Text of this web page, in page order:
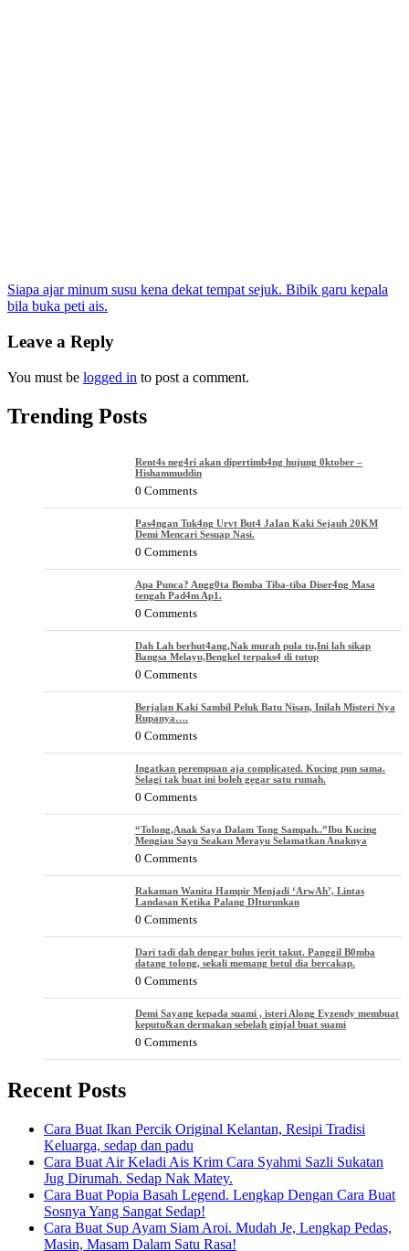
Post
navigation
Siapa ajar minum susu kena dekat tempat sejuk. Bibik garu kepala
bila buka peti ais.
Leave a Reply
You must be logged in to post a comment.
Trending Posts
Rent4s neg4ri akan dipertimb4ng hujung 0ktober –
Hishammuddin
0 Comments
Pas4ngan Tuk4ng Urvt But4 JaIan Kaki Sejauh 20KM
Demi Mencari Sesuap Nasi.
0 Comments
Apa Punca? Angg0ta Bomba Tiba-tiba Diser4ng Masa
tengah Pad4m Ap1.
0 Comments
Dah Lah berhut4ang,Nak murah pula tu,Ini lah sikap
Bangsa Melayu,Bengkel terpaks4 di tutup
0 Comments
Berjalan Kaki Sambil Peluk Batu Nisan, Inilah Misteri Nya
Rupanya….
0 Comments
Ingatkan perempuan aja complicated. Kucing pun sama.
Selagi tak buat ini boleh gegar satu rumah.
0 Comments
“Tolong,Anak Saya Dalam Tong Sampah..”Ibu Kucing
Mengiau Sayu Seakan Merayu Selamatkan Anaknya
0 Comments
Rakaman Wanita Hampir Menjadi ‘ArwAh’, Lintas
Landasan Ketika Palang DIturunkan
0 Comments
Dari tadi dah dengar bulus jerit takut. Panggil B0mba
datang tolong, sekali memang betul dia bercakap.
0 Comments
Demi Sayang kepada suami , isteri Along Eyzendy membuat
keputu&an dermakan sebelah ginjal buat suami
0 Comments
Recent Posts
Cara Buat Ikan Percik Original Kelantan, Resipi Tradisi
Keluarga, sedap dan padu
Cara Buat Air Keladi Ais Krim Cara Syahmi Sazli Sukatan
Jug Dirumah. Sedap Nak Matey.
Cara Buat Popia Basah Legend. Lengkap Dengan Cara Buat
Sosnya Yang Sangat Sedap!
Cara Buat Sup Ayam Siam Aroi. Mudah Je, Lengkap Pedas,
Masin, Masam Dalam Satu Rasa!